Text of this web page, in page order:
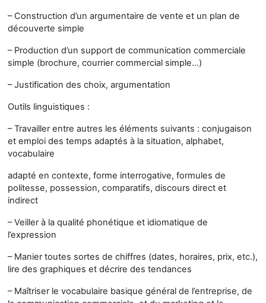
– Construction d’un argumentaire de vente et un plan de
découverte simple
– Production d’un support de communication commerciale
simple (brochure, courrier commercial simple...)
– Justification des choix, argumentation
Outils linguistiques :
– Travailler entre autres les éléments suivants : conjugaison
et emploi des temps adaptés à la situation, alphabet,
vocabulaire
adapté en contexte, forme interrogative, formules de
politesse, possession, comparatifs, discours direct et
indirect
– Veiller à la qualité phonétique et idiomatique de
l’expression
– Manier toutes sortes de chiffres (dates, horaires, prix, etc.),
lire des graphiques et décrire des tendances
– Maîtriser le vocabulaire basique général de l’entreprise, de